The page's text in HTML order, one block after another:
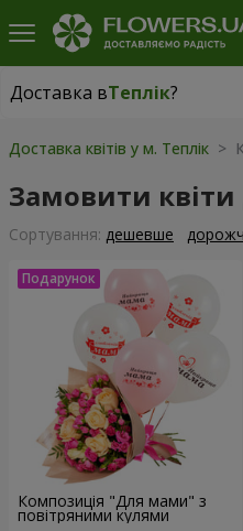
Доставка вТеплік?
Доставка вТеплік|
Доставка квітів у м. Теплік >
Замовити
Сортування: дешевше
Композиція "Для мами" з
повітряними кулями